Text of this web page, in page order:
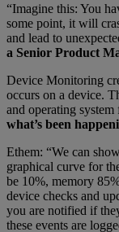
“Imagine this: You
some point, it will
and lead to
a Senior Product
Device Monitoring
occurs on a device.
and operating system
what’s been
Ethem: “We can
graphical curve for
be 10%, memory
device checks and
you are notified if
these events are